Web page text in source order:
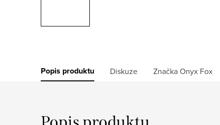
Popis produktu Diskuze ZnačkaOnyx Fox